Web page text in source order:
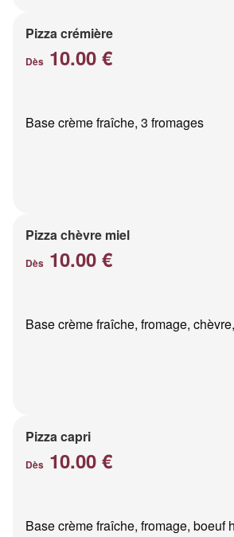
Pizza crémière
Dès 10.00 €
Base crème fraîche, 3 fromages
Pizza chèvre miel
Dès 10.00 €
Base crème fraîche, fromage,
Pizza capri
Dès 10.00 €
Base crème fraîche, fromage, boeuf